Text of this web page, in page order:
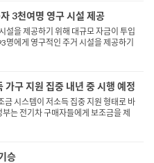
3천여명 영구 시설 제공
설을 제공하기 위해 대규모 자금이 투입
에게 영구적인 주거 시설을 제공하기
다. 예산이 가장 많이 투입되는 곳은 새
구 지원 집중 내년 중 시행 예정
시스템이 저소득 집중 지원 형태로 바
는 전기차 구매자들에게 보조금을 제
니다. 캘리포니아 대기 자원위원회에
승